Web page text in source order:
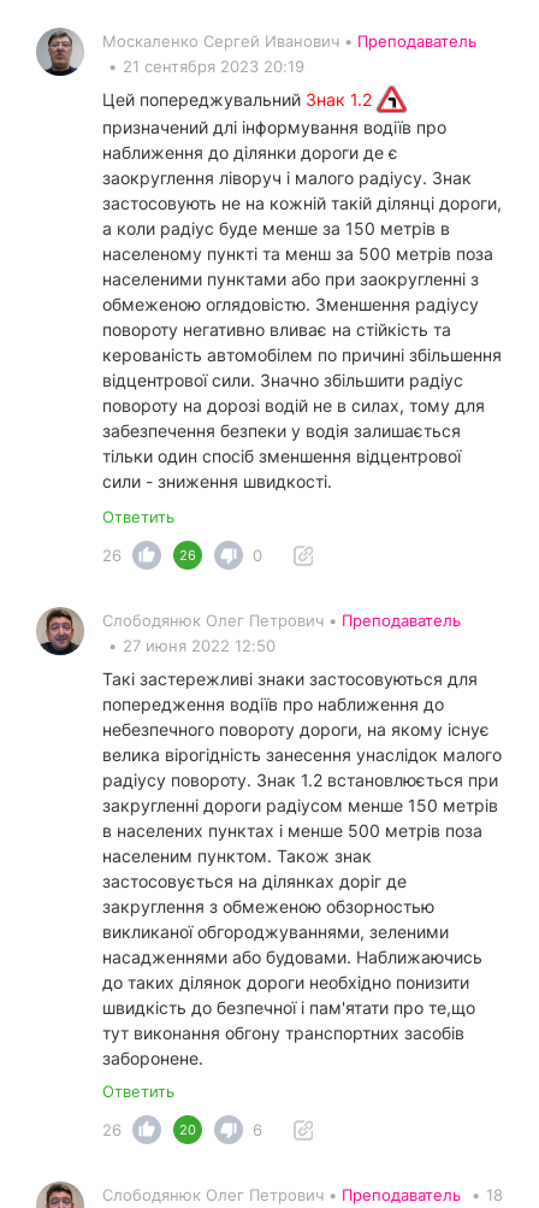
Москаленко Сергей Иванович • Преподаватель
• 21 сентября 2023 20:19
Цей попереджувальний Знак 1.2
призначений длі інформування водіїв про
наближення до ділянки дороги де є
заокруглення ліворуч і малого радіусу. Знак
застосовують не на кожній такій ділянці дороги,
а коли радіус буде менше за 150 метрів в
населеному пункті та менш за 500 метрів поза
населеними пунктами або при заокругленні з
обмеженою оглядовістю. Зменшення радіусу
повороту негативно вливає на стійкість та
керованість автомобілем по причині збільшення
відцентрової сили. Значно збільшити радіус
повороту на дорозі водій не в силах, тому для
забезпечення безпеки у водія залишається
тільки один спосіб зменшення відцентрової
сили - зниження швидкості.
Ответить
26
26 0
Слободянюк Олег Петрович • Преподаватель
• 27 июня 2022 12:50
Такі застережливі знаки застосовуються для
попередження водіїв про наближення до
небезпечного повороту дороги, на якому існує
велика вірогідність занесення унаслідок малого
радіусу повороту. Знак 1.2 встановлюється при
закругленні дороги радіусом менше 150 метрів
в населених пунктах і менше 500 метрів поза
населеним пунктом. Також знак
застосовується на ділянках доріг де
закруглення з обмеженою обзорностью
викликаної обгороджуваннями, зеленими
насадженнями або будовами. Наближаючись
до таких ділянок дороги необхідно понизити
швидкість до безпечної і пам'ятати про те,що
тут виконання обгону транспортних засобів
заборонене.
Ответить
26
20 6
Слободянюк Олег Петрович • Преподаватель • 18